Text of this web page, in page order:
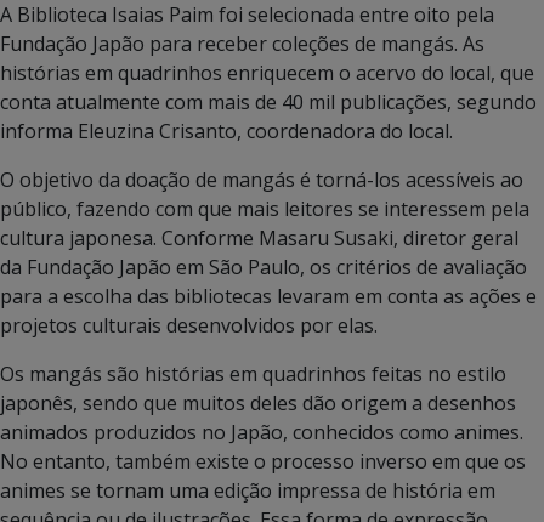
A Biblioteca Isaias Paim foi selecionada entre oito pela
Fundação Japão para receber coleções de mangás. As
histórias em quadrinhos enriquecem o acervo do local, que
conta atualmente com mais de 40 mil publicações, segundo
informa Eleuzina Crisanto, coordenadora do local.
O objetivo da doação de mangás é torná-los acessíveis ao
público, fazendo com que mais leitores se interessem pela
cultura japonesa. Conforme Masaru Susaki, diretor geral
da Fundação Japão em São Paulo, os critérios de avaliação
para a escolha das bibliotecas levaram em conta as ações e
projetos culturais desenvolvidos por elas.
Os mangás são histórias em quadrinhos feitas no estilo
japonês, sendo que muitos deles dão origem a desenhos
animados produzidos no Japão, conhecidos como animes.
No entanto, também existe o processo inverso em que os
animes se tornam uma edição impressa de história em